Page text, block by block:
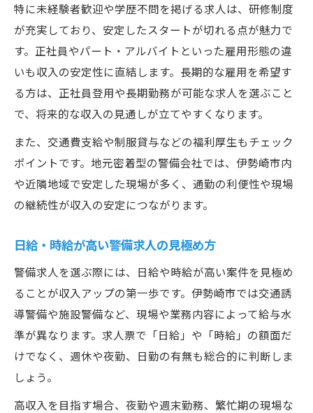
特に未経験者歓迎や学歴不問を掲げる求人は、研修制度
が充実しており、安定したスタートが切れる点が魅力で
す。正社員やパート・アルバイトといった雇用形態の違
いも収入の安定性に直結します。長期的な雇用を希望す
る方は、正社員登用や長期勤務が可能な求人を選ぶこと
で、将来的な収入の見通しが立てやすくなります。
また、交通費支給や制服貸与などの福利厚生もチェック
ポイントです。地元密着型の警備会社では、伊勢崎市内
や近隣地域で安定した現場が多く、通勤の利便性や現場
の継続性が収入の安定につながります。
日給・時給が高い警備求人の見極め方
警備求人を選ぶ際には、日給や時給が高い案件を見極め
ることが収入アップの第一歩です。伊勢崎市では交通誘
導警備や施設警備など、現場や業務内容によって給与水
準が異なります。求人票で「日給」や「時給」の額面だ
けでなく、週休や夜勤、日勤の有無も総合的に判断しま
しょう。
高収入を目指す場合、夜勤や週末勤務、繁忙期の現場な